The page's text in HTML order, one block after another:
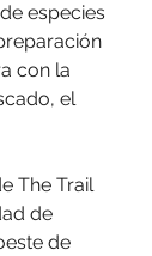
especies
con la
el
The Trail
de
de